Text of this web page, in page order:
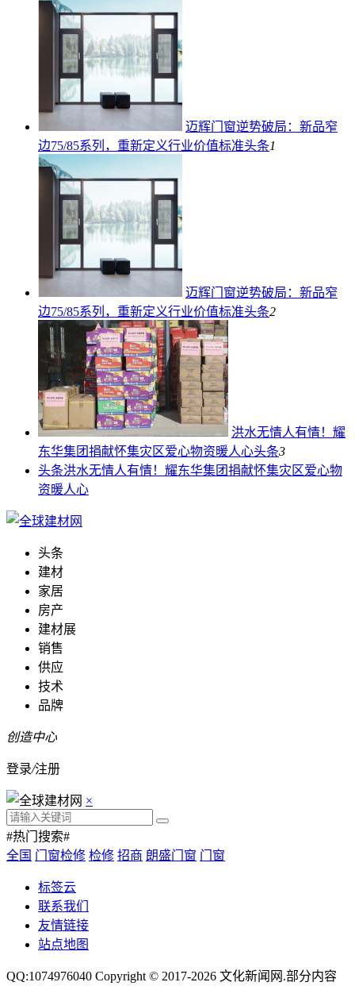
迈辉门窗逆势破局：新品窄
边75/85系列，重新定义行业价值标准头条1
迈辉门窗逆势破局：新品窄
边75/85系列，重新定义行业价值标准头条2
洪水无情人有情！耀
东华集团捐献怀集灾区爱心物资暖人心头条3
头条洪水无情人有情！耀东华集团捐献怀集灾区爱心物
资暖人心
头条
建材
家居
房产
建材展
销售
供应
技术
品牌
创造中心
登录/注册
×
#热门搜索#
全国 门窗检修 检修 招商 朗盛门窗 门窗
标签云
联系我们
友情链接
站点地图
QQ:1074976040 Copyright © 2017-2026 文化新闻网 .部分内容